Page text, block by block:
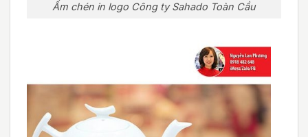
Ấm chén in logo Công ty Sahado Toàn Cầu